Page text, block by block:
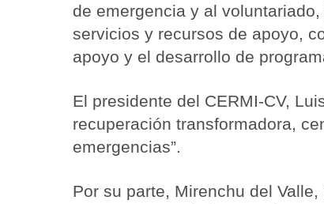
de emergencia y al
servicios y recursos de apoyo,
apoyo y el desarrollo de
El presidente del CERMI-CV,
recuperación transformadora,
emergencias”.
Por su parte, Mirenchu del